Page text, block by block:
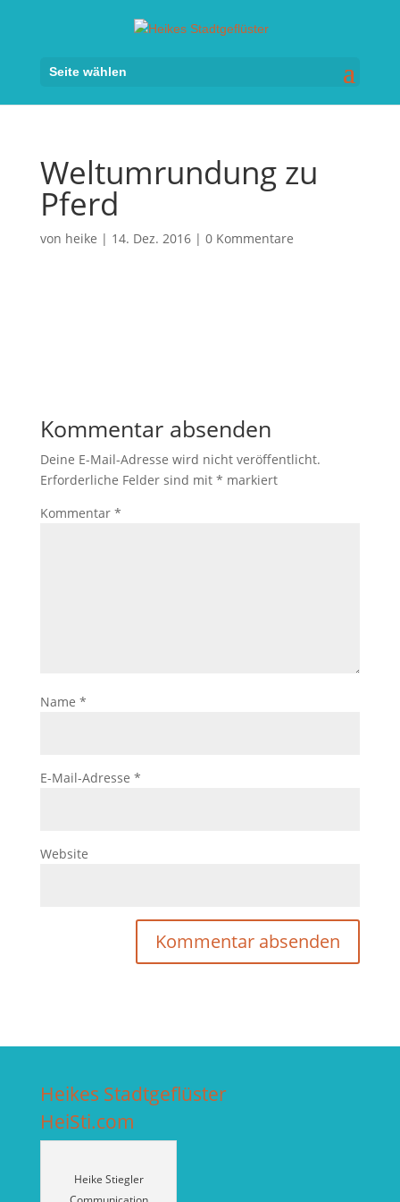
Seite wählen
Weltumrundung zu
Pferd
von heike | 14. Dez. 2016| 0 Kommentare
Kommentar absenden
Deine E-Mail-Adresse wird nicht veröffentlicht.
Erforderliche Felder sind mit * markiert
Kommentar *
Name *
E-Mail-Adresse *
Website
Heikes Stadtgeflüster
HeiSti.com
Heike Stiegler